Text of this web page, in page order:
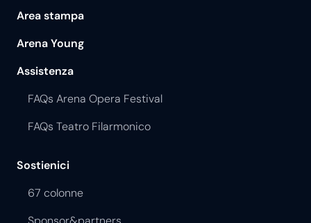
Area stampa
Arena Young
Assistenza
FAQs Arena Opera Festival
FAQs Teatro Filarmonico
Sostienici
67 colonne